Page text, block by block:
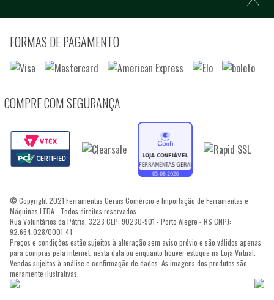
FORMAS DE PAGAMENTO
COMPRE COM SEGURANÇA
© Copyright 2021 Ferramentas Gerais Comércio e Importação de Ferramentas e
Máquinas LTDA - Todos direitos reservados.
Rua Voluntários da Pátria, 3223 CEP: 90230-901 - Porto Alegre - RS CNPJ:
92.664.028/0001-41
Preços e condições estão sujeitos à alteração sem aviso prévio e são válidos apenas
para compras pela internet, nesta data ou enquanto houver estoque na Loja Virtual.
Vendas sujeitas à análise e confirmação de dados. As imagens dos produtos são
meramente ilustrativas.